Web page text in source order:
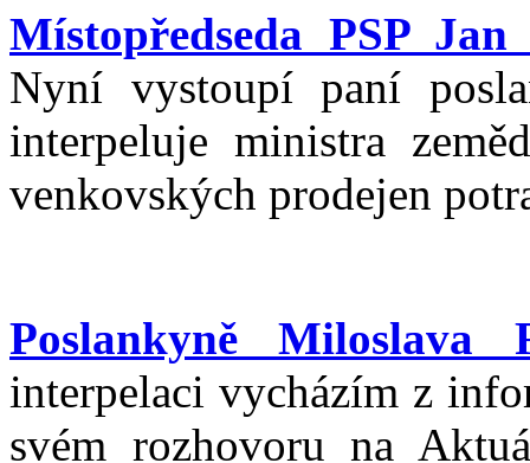
Místopředseda PSP Jan
Nyní vystoupí paní
interpeluje ministra
venkovských prodejen
Poslankyně Miloslava
interpelaci vycházím z
svém rozhovoru na